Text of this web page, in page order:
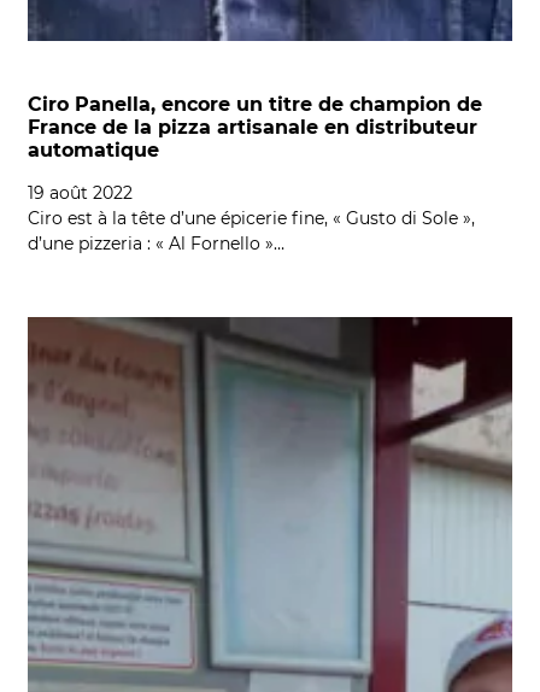
Ciro Panella, encore un titre de champion de
France de la pizza artisanale en distributeur
automatique
19 août 2022
Ciro est à la tête d’une épicerie fine, « Gusto di Sole »,
d’une pizzeria : « Al Fornello »…